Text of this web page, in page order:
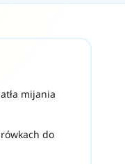
mijania
do